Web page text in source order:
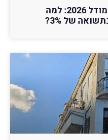
פרדוקס הנדל"ן הישראלי מודל 2026: למה
של 3%?